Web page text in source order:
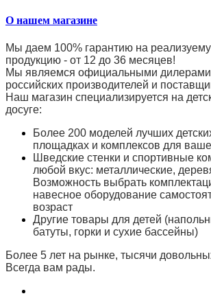
О нашем магазине
Мы даем 100% гарантию на
продукцию - от 12 до 36 месяцев!
Мы являемся официальными дилерами
российских производителей и
Наш магазин специализируется на
досуге:
Более 200 моделей лучших
площадках и комплексов для
Шведские стенки и спортивные
любой вкус: металлические,
Возможность выбрать
навесное оборудование
возраст
Другие товары для детей
батуты, горки и сухие бассейны)
Более 5 лет на рынке, тысячи
Всегда вам рады.